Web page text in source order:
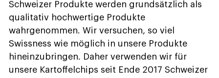
Schweizer Produkte werden grundsätzlich als
qualitativ hochwertige Produkte
wahrgenommen. Wir versuchen, so viel
Swissness wie möglich in unsere Produkte
hineinzubringen. Daher verwenden wir für
unsere Kartoffelchips seit Ende 2017 Schweizer